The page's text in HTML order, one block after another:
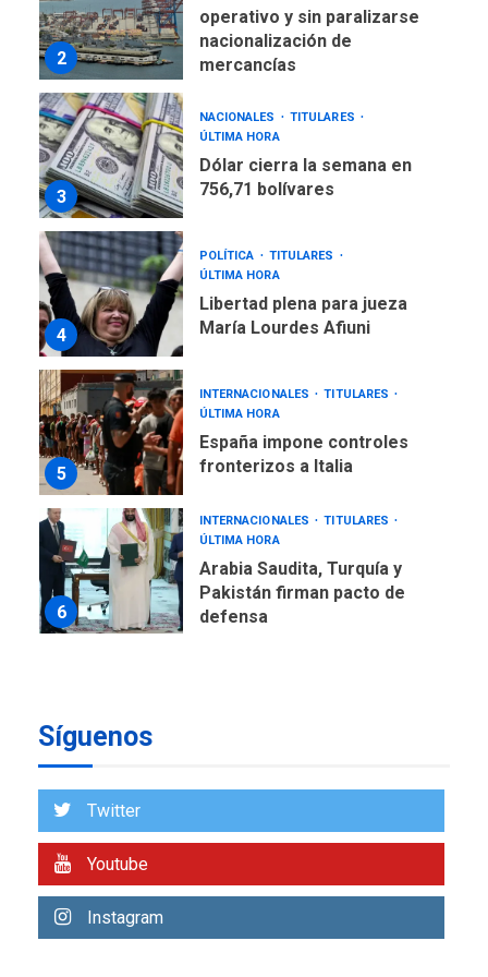
2
operativo y sin paralizarse
nacionalización de
mercancías
3
NACIONALES
TITULARES
ÚLTIMA HORA
Dólar cierra la semana en
756,71 bolívares
4
POLÍTICA
TITULARES
ÚLTIMA HORA
Libertad plena para jueza
María Lourdes Afiuni
5
INTERNACIONALES
TITULARES
ÚLTIMA HORA
España impone controles
fronterizos a Italia
6
INTERNACIONALES
TITULARES
ÚLTIMA HORA
Arabia Saudita, Turquía y
Pakistán firman pacto de
defensa
7
1
Venezuela requiere
alcanzar 3 millones de bdp
Síguenos
Twitter
Youtube
Instagram